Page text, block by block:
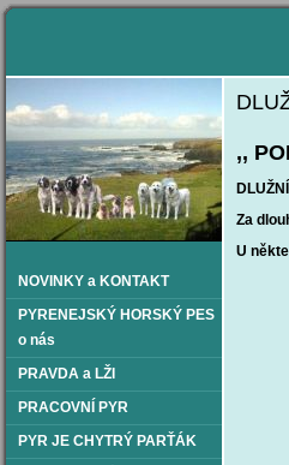
NOVINKY a KONTAKT
PYRENEJSKÝ HORSKÝ PES
o nás
PRAVDA a LŽI
PRACOVNÍ PYR
PYR JE CHYTRÝ PARŤÁK
,,
Za
U